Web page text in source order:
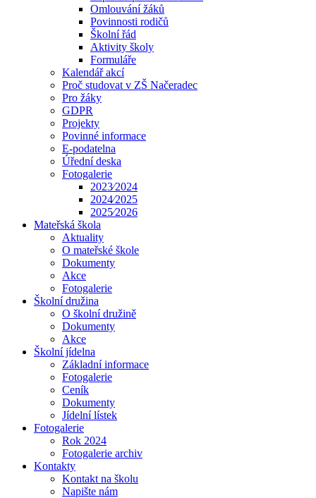
Omlouvání žáků
Povinnosti rodičů
Školní řád
Aktivity školy
Formuláře
Kalendář akcí
Proč studovat v ZŠ Načeradec
Pro žáky
GDPR
Projekty
Povinné informace
E-podatelna
Úřední deska
Fotogalerie
2023⁄2024
2024⁄2025
2025⁄2026
Mateřská škola
Aktuality
O mateřské škole
Dokumenty
Akce
Fotogalerie
Školní družina
O školní družině
Dokumenty
Akce
Školní jídelna
Základní informace
Fotogalerie
Ceník
Dokumenty
Jídelní lístek
Fotogalerie
Rok 2024
Fotogalerie archiv
Kontakty
Kontakt na školu
Napište nám